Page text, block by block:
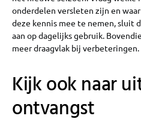
onderdelen versleten zijn en
deze kennis mee te nemen, sluit
aan op dagelijks gebruik.
meer draagvlak bij verbeteringen.
Kijk ook naar
ontvangst